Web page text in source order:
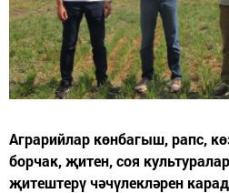
Аграрийлар көнбагыш, рапс,
борчак, җитен, соя
җитештерү чәчүлекләрен